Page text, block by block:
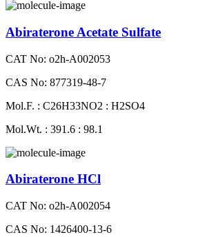
Abiraterone Acetate Sulfate
CAT No: o2h-A002053
CAS No: 877319-48-7
Mol.F. : C26H33NO2 : H2SO4
Mol.Wt. : 391.6 : 98.1
Abiraterone HCl
CAT No: o2h-A002054
CAS No: 1426400-13-6